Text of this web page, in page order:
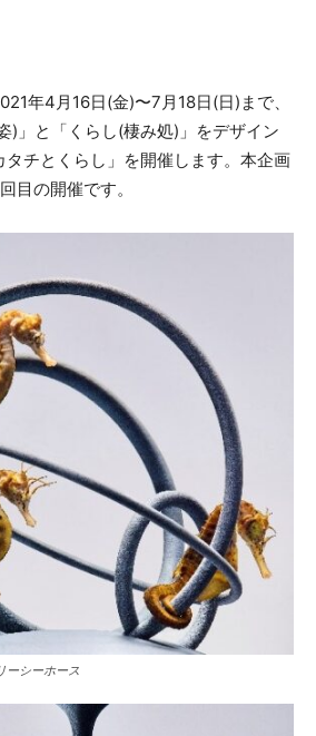
年4月16日(金)〜7月18日(日)まで、
)」と「くらし(棲み処)」をデザイン
タチとくらし」を開催します。本企画
目の開催です。
ーシーホース